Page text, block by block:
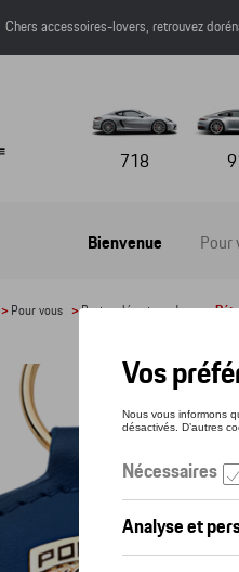
Chers accessoires-lovers, retrouvez
718
Bienvenue Pour
> Pour vous >Porte-clés et cordons >